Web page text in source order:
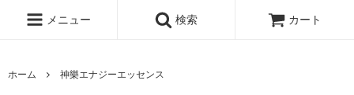
メニュー 検索 カート
ホーム 神樂エナジーエッセンス